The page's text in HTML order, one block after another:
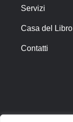
Servizi
Casa del Libro
Contatti